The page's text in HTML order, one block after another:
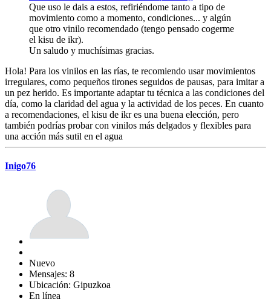
Que uso le dais a estos, refiriéndome tanto a tipo de
movimiento como a momento, condiciones... y algún
que otro vinilo recomendado (tengo pensado cogerme
el kisu de ikr).
Un saludo y muchísimas gracias.
Hola! Para los vinilos en las rías, te recomiendo usar movimientos
irregulares, como pequeños tirones seguidos de pausas, para imitar a
un pez herido. Es importante adaptar tu técnica a las condiciones del
día, como la claridad del agua y la actividad de los peces. En cuanto
a recomendaciones, el kisu de ikr es una buena elección, pero
también podrías probar con vinilos más delgados y flexibles para
una acción más sutil en el agua
Inigo76
Nuevo
Mensajes: 8
Ubicación: Gipuzkoa
En línea